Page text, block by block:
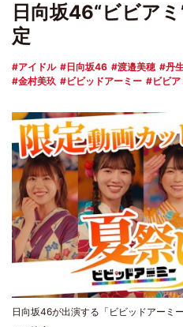
日向坂46“ビビア
定
アイドル 日向坂46 渡邉美穂 丹
金村美玖
ビビッドアーミー ビビア
日向坂46が出演する「ビビッドアーミ